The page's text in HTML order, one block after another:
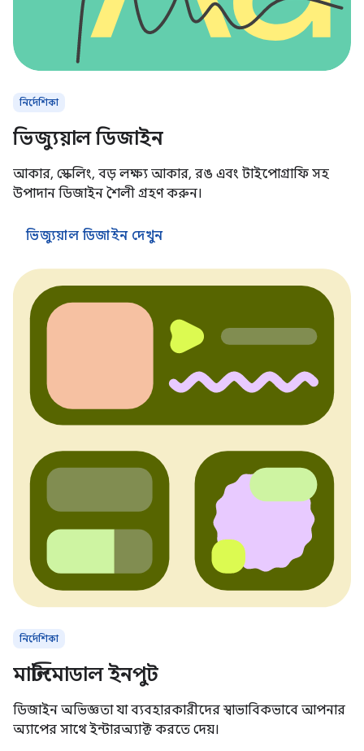
নির্দেশিকা
ভিজ্যুয়াল ডিজাইন
আকার, স্কেলিং, বড় লক্ষ্য আকার, রঙ এবং টাইপোগ্রাফি সহ
উপাদান ডিজাইন শৈলী গ্রহণ করুন।
ভিজ্যুয়াল ডিজাইন দেখুন
নির্দেশিকা
মাল্টিমোডাল ইনপুট
ডিজাইন অভিজ্ঞতা যা ব্যবহারকারীদের স্বাভাবিকভাবে আপনার
অ্যাপের সাথে ইন্টারঅ্যাক্ট করতে দেয়।